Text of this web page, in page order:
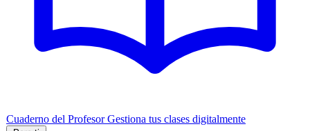
Cuaderno del Profesor Gestiona tus clases digitalmente